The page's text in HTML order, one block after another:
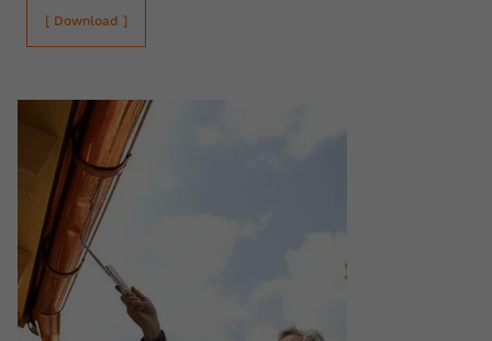
[ Download ]